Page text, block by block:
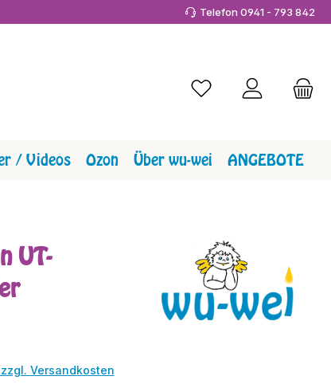
Telefon 0941 - 793 842
Du hast 0 Produkte
/ Videos Ozon Über wu-wei ANGEBOTE
UT-
Versandkosten